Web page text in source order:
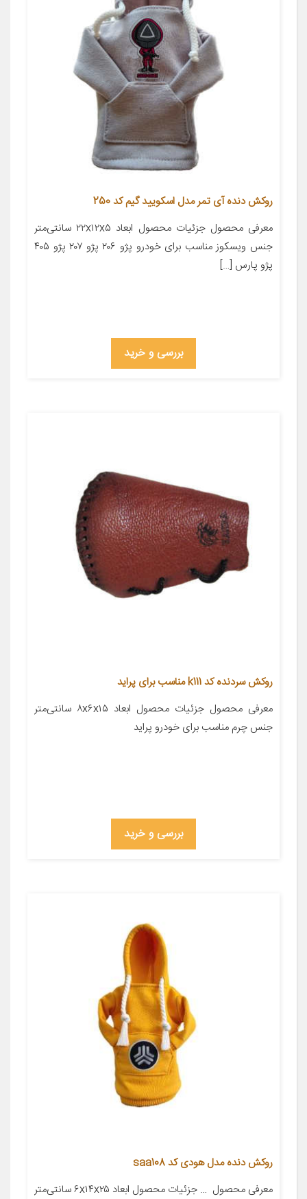
روکش دنده آی تمر مدل اسکویید گیم کد 250
معرفی محصول جزئیات محصول ابعاد ۲۲x۱۲x۵ سانتی‌متر
جنس ویسکوز مناسب برای خودرو پژو ۲۰۶ پژو ۲۰۷ پژو ۴۰۵
پژو پارس […]
بررسی و خرید
روکش سردنده کد k111 مناسب برای پراید
معرفی محصول جزئیات محصول ابعاد ۸x۶x۱۵ سانتی‌متر
جنس چرم مناسب برای خودرو پراید
بررسی و خرید
روکش دنده مدل هودی کد saa108
معرفی محصول ‌‌‌‌‌‌‌‌‌‌‌‌‌‌‌‌‌‌‌‌‌‌‌‌‌‌‌‌‌‌‌‌‌‌‌‌‌‌‌‌‌‌‌‌‌‌‌‌‌‌‌‌‌‌‌‌‌‌‌‌‌‌‌‌‌‌‌‌‌‌‌‌‌‌‌‌‌‌‌‌‌‌‌‌‌‌‌‌‌‌‌‌‌‌‌‌‌‌‌‌‌‌‌‌‌‌‌‌‌‌‌‌‌‌‌‌‌‌‌‌‌‌‌‌‌‌‌‌‌‌‌‌‌‌‌‌‌‌‌‌‌‌‌‌‌‌‌‌‌‌ … جزئیات محصول ابعاد ۶x۱۴x۲۵ سانتی‌متر